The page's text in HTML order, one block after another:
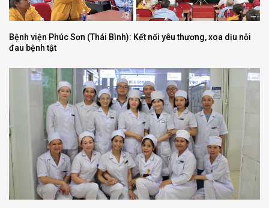
Bệnh viện Phúc Sơn (Thái Bình): Kết nối yêu thương, xoa dịu nỗi
đau bệnh tật